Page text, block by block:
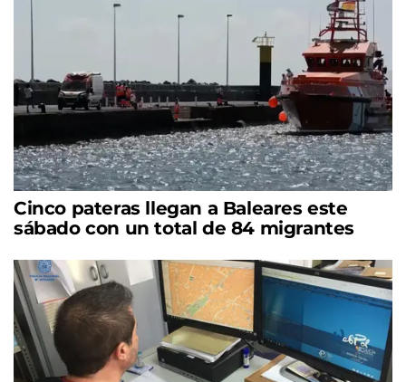
Cinco pateras llegan a Baleares este
sábado con un total de 84 migrantes